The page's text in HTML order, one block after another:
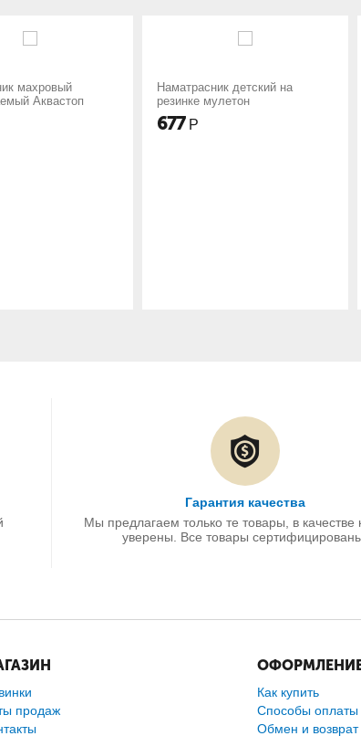
Наматрасник детский на
резинке мулетон
Наматрасник Поплин
Гарантия качества
Мы предлагаем только те товары, в качестве
уверены. Все товары
продаж
Как купить
Способы оплаты
Обмен и возврат